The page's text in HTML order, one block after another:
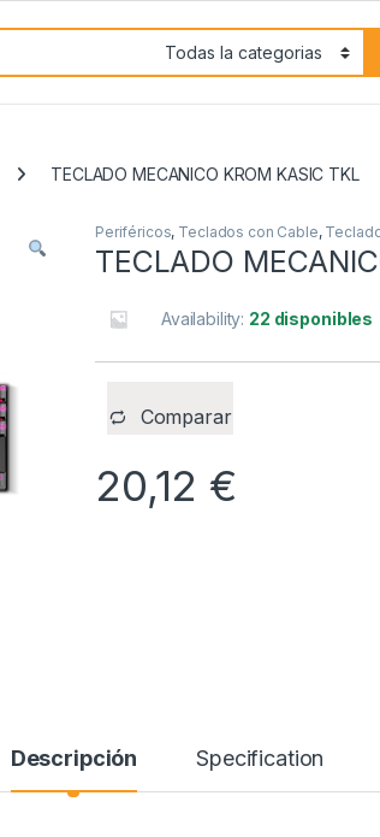
TECLADO MECANICO KROM KASIC TKL
Periféricos, Teclados con Cable,
TECLADO
Availability: 22 disponibles
Comparar
20,12 €
Descripción Specification